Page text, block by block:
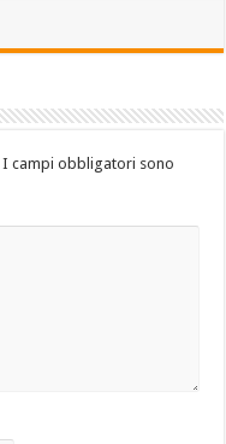
I campi obbligatori sono